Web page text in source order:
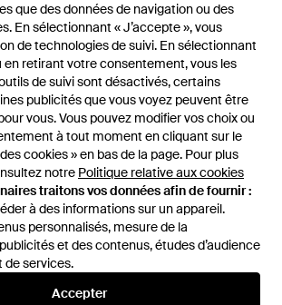
que des données de navigation ou des
En sélectionnant « J’accepte », vous
de technologies de suivi. En sélectionnant
en retirant votre consentement, vous les
de suivi sont désactivés, certains
publicités que vous voyez peuvent être
vous. Vous pouvez modifier vos choix ou
à tout moment en cliquant sur le
cookies » en bas de la page. Pour plus
notre Politique relative aux cookies
traitons vos données afin de fournir :
à des informations sur un appareil.
personnalisés, mesure de la
et des contenus, études d’audience
de services.
Accepter
que des données de navigation ou des
En sélectionnant « J’accepte », vous
de technologies de suivi. En sélectionnant
en retirant votre consentement, vous les
de suivi sont désactivés, certains
publicités que vous voyez peuvent être
vous. Vous pouvez modifier vos choix ou
à tout moment en cliquant sur le
cookies » en bas de la page. Pour plus
notre Politique relative aux cookies
traitons vos données afin de fournir :
à des informations sur un appareil.
personnalisés, mesure de la
et des contenus, études d’audience
de services.
Accepter
Faille -
Patou
T-Shirt À Logo Imprimé - Bleu
DeFARFETCH